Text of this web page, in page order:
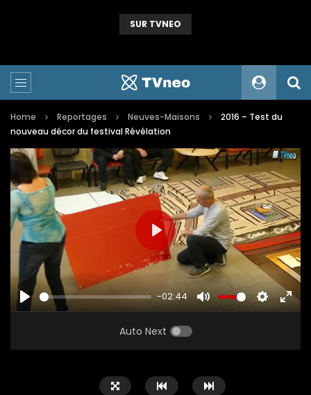
SUR TVNEO
Home Reportages Neuves-Maisons
2016 – Test du
nouveau décor du festival Révélation
PLAY
-02:44
MUTE SETTINGS
PLAY
Auto Next